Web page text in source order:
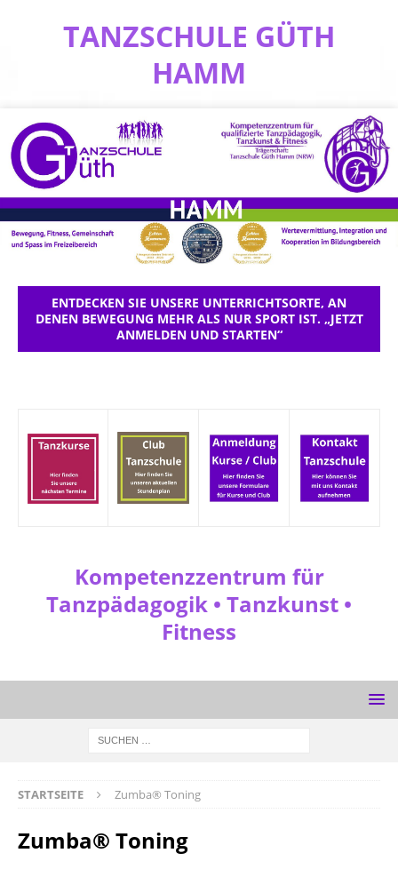
TANZSCHULE GÜTH
HAMM
ENTDECKEN SIE UNSERE UNTERRICHTSORTE, AN
DENEN BEWEGUNG MEHR ALS NUR SPORT IST. „JETZT
ANMELDEN UND STARTEN“
Kompetenzzentrum für
Tanzpädagogik • Tanzkunst •
Fitness
STARTSEITE Zumba® Toning
Zumba® Toning